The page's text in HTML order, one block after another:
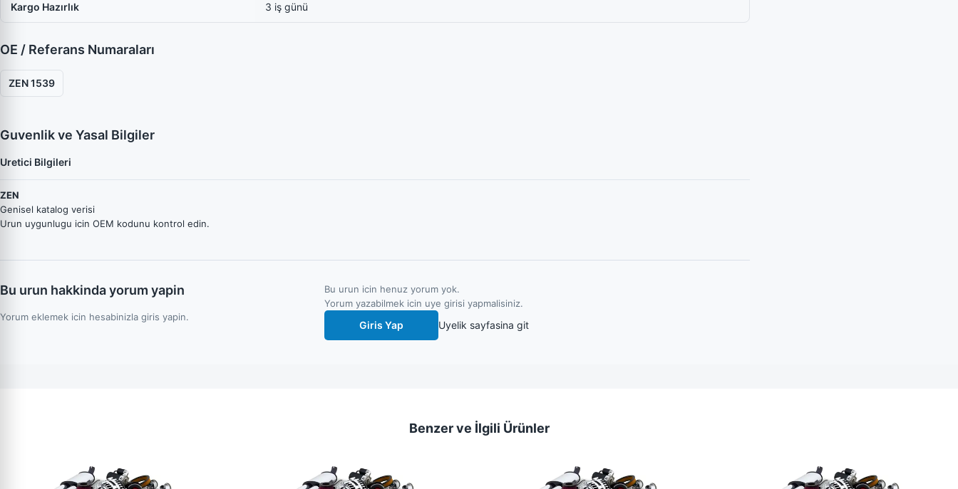
Kargo Hazırlık 3 iş günü
OE / Referans Numaraları
ZEN 1539
Guvenlik ve Yasal Bilgiler
Uretici Bilgileri
ZEN
Genisel katalog verisi
Urun uygunlugu icin OEM kodunu kontrol edin.
Bu urun hakkinda yorum yapin
Yorum eklemek icin hesabinizla giris yapin.
Bu urun icin henuz yorum yok.
Yorum yazabilmek icin uye girisi yapmalisiniz.
Giris Yap Uyelik sayfasina git
Benzer ve İlgili Ürünler